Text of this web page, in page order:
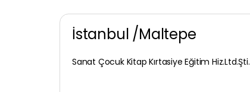
İstanbul /Maltepe
Sanat Çocuk Kitap Kırtasiye Eğitim Hiz.Ltd.Şti.